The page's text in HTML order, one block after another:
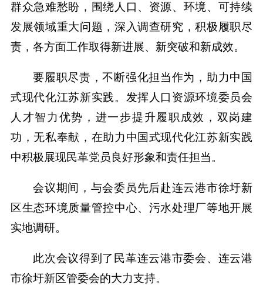
群众急难愁盼，围绕人口、资源、环境、可持续
发展领域重大问题，深入调查研究，积极履职尽
责，各方面工作取得新进展、新突破和新成效。
要履职尽责，不断强化担当作为，助力中国
式现代化江苏新实践。发挥人口资源环境委员会
人才智力优势，进一步提升履职成效，双岗建
功，无私奉献，在助力中国式现代化江苏新实践
中积极展现民革党员良好形象和责任担当。
会议期间，与会委员先后赴连云港市徐圩新
区生态环境质量管控中心、污水处理厂等地开展
实地调研。
此次会议得到了民革连云港市委会、连云港
市徐圩新区管委会的大力支持。